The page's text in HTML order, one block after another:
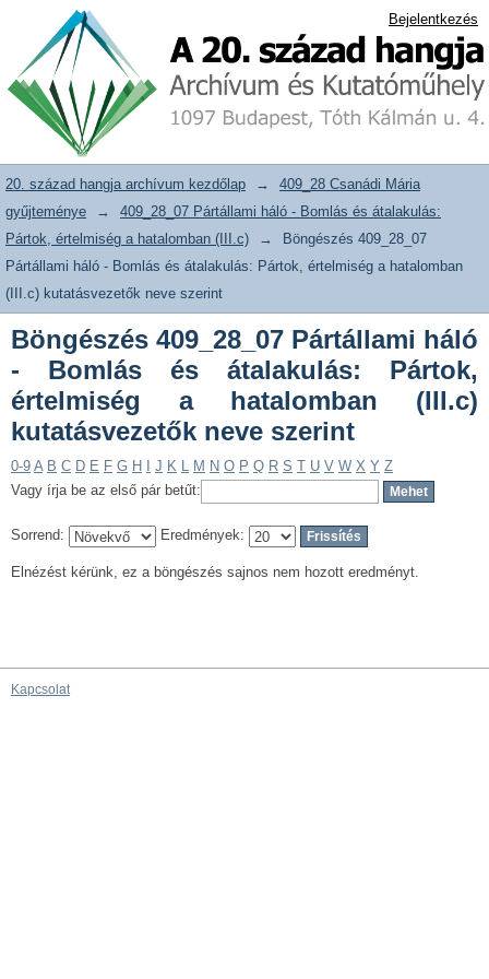
Böngészés 409_28_07 Pártállami háló -
Bomlás és átalakulás: Pártok,
értelmiség a hatalomban (III.c)
kutatásvezetők neve szerint
20. század hangja archívum adattár Bejelentkezés
20. század hangja archívum kezdőlap →
409_28 Csanádi Mária
gyűjteménye
→
409_28_07 Pártállami háló - Bomlás és átalakulás:
Pártok, értelmiség a hatalomban (III.c)
→
Böngészés 409_28_07
Pártállami háló - Bomlás és átalakulás: Pártok, értelmiség a hatalomban
(III.c) kutatásvezetők neve szerint
Böngészés 409_28_07 Pártállami háló
- Bomlás és átalakulás: Pártok,
értelmiség a hatalomban (III.c)
kutatásvezetők neve szerint
0-9 A B C D E F G H J K L M N O P Q R S T U V W X Y Z
Vagy írja be az első pár betűt:
Sorrend: Eredmények:
Elnézést kérünk, ez a böngészés sajnos nem hozott eredményt.
Kapcsolat